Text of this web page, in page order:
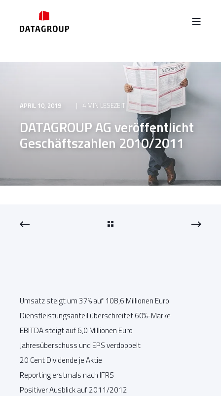
APRIL 10, 2019 4 MIN LESEZEIT
DATAGROUP AG veröffentlicht
Geschäftszahlen 2010/2011
Umsatz steigt um 37% auf 108,6 Millionen Euro
Dienstleistungsanteil überschreitet 60%-Marke
EBITDA steigt auf 6,0 Millionen Euro
Jahresüberschuss und EPS verdoppelt
20 Cent Dividende je Aktie
Reporting erstmals nach IFRS
Positiver Ausblick auf 2011/2012